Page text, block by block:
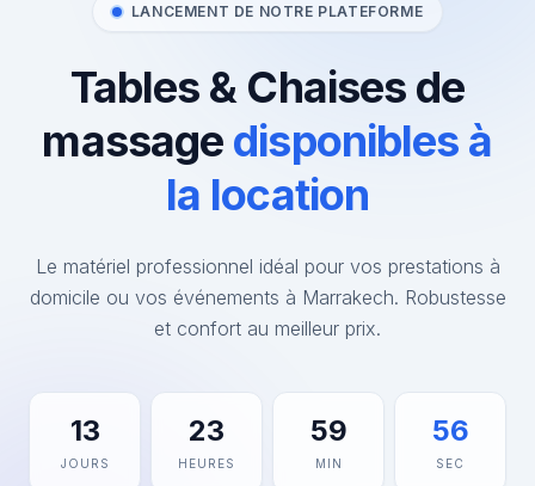
LANCEMENT DE NOTRE PLATEFORME
Tables & Chaises de
massage disponibles à
la location
Le matériel professionnel idéal pour vos prestations à
domicile ou vos événements à Marrakech. Robustesse
et confort au meilleur prix.
13
JOURS
23
HEURES
59
MIN
56
SEC